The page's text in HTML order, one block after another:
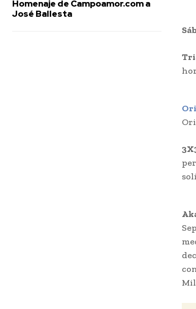
Homenaje de Campoamor.com a
José Ballesta
Mil